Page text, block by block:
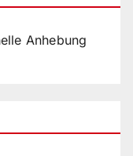
Anhebung